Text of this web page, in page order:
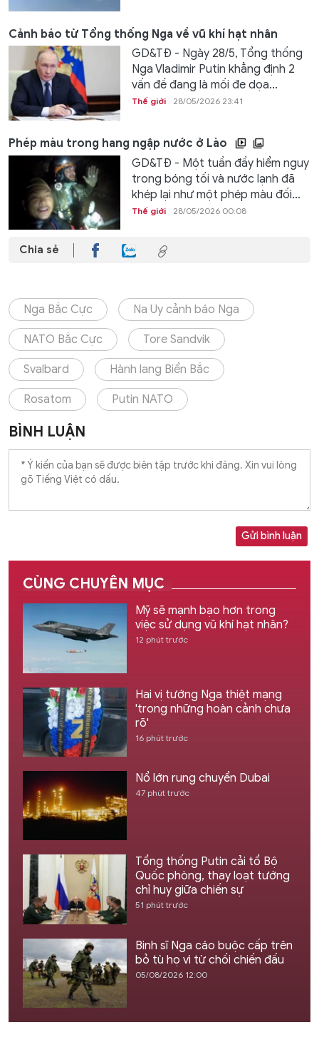
Cảnh báo từ Tổng thống Nga về vũ khí hạt nhân
GD&TĐ - Ngày 28/5, Tổng thống
Nga Vladimir Putin khẳng định 2
vấn đề đang là mối đe dọa...
Thế giới 28/05/2026 23:41
Phép màu trong hang ngập nước ở Lào
GD&TĐ - Một tuần đầy hiểm nguy
trong bóng tối và nước lạnh đã
khép lại như một phép màu đối...
Thế giới 28/05/2026 00:08
Chia sẻ
Nga Bắc Cực Na Uy cảnh báo Nga
NATO Bắc Cực Tore Sandvik
Svalbard Hành lang Biển Bắc
Rosatom Putin NATO
BÌNH LUẬN
Gửi bình luận
CÙNG CHUYÊN MỤC
Mỹ sẽ mạnh bạo hơn trong
việc sử dụng vũ khí hạt nhân?
12 phút trước
Hai vị tướng Nga thiệt mạng
'trong những hoàn cảnh chưa
rõ'
16 phút trước
Nổ lớn rung chuyển Dubai
47 phút trước
Tổng thống Putin cải tổ Bộ
Quốc phòng, thay loạt tướng
chỉ huy giữa chiến sự
51 phút trước
Binh sĩ Nga cáo buộc cấp trên
bỏ tù họ vì từ chối chiến đấu
05/08/2026 12:00